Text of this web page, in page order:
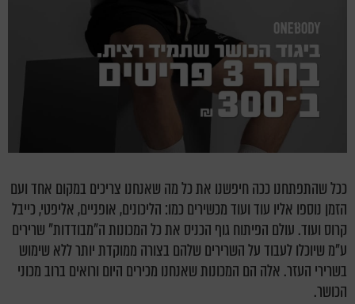
ככל שהתפתחנו ככה חיפשנו את כל מה שאנחנו צריכים במקום אחד ועם
הזמן נוספו אליו עוד ועוד מכשירים כמו: הליכונים, אופניים, אליפטי, כייבל
קרוס ועוד. עולם הפיתוח גוף הכניס את כל המכונות ה"מבודדות" שרירים
ע"מ שיוכלו לעבוד על השרירים שלהם בצורה ממוקדת יותר ללא שימוש
בשרירי העזר. אלה הם המכונות שאנחנו מכירים היום ורואים ברוב מכוני
הכושר.